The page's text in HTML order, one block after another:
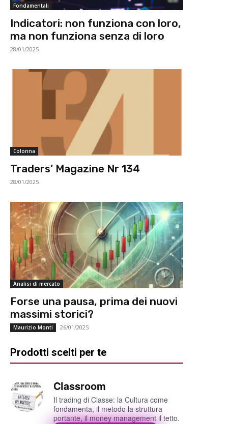
Fondamentali
Indicatori: non funziona con loro,
ma non funziona senza di loro
28/01/2025
Colonna
Traders’ Magazine Nr 134
28/01/2025
Analisi di mercato
Forse una pausa, prima dei nuovi
massimi storici?
Maurizio Monti 26/01/2025
Prodotti scelti per te
Classroom
Il trading di Classe: la Cultura come
fondamenta, il metodo la struttura
portante, il money management il tetto.